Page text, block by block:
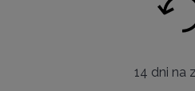
14 dni na